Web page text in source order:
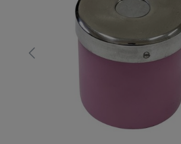
Software
Odontológico